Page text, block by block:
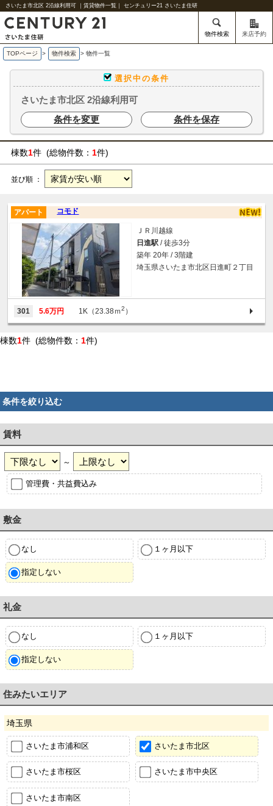
さいたま市北区 2沿線利用可 ｜賃貸物件一覧｜ センチュリー21 さいたま住研
物件検索 来店予約
TOPページ > 物件検索 > 物件一覧
選択中の条件
さいたま市北区 2沿線利用可
条件を変更
条件を保存
棟数1件 (総物件数： 1件)
並び順 ：
コモド
アパート
ＪＲ川越線
日進駅 / 徒歩3分
築年 20年 / 3階建
埼玉県さいたま市北区日進町２丁目
301 5.6万円 1K（23.38ｍ2 ）
棟数1件 (総物件数： 1件)
条件を絞り込む
賃料
～
管理費・共益費込み
敷金
なし １ヶ月以下
指定しない
礼金
なし １ヶ月以下
指定しない
住みたいエリア
埼玉県
さいたま市浦和区 さいたま市北区
さいたま市桜区 さいたま市中央区
さいたま市南区